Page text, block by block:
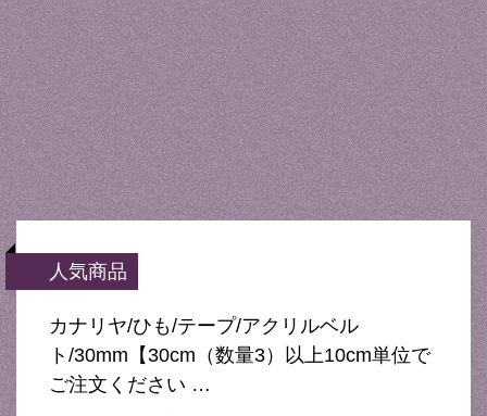
人気商品
カナリヤ/ひも/テープ/アクリルベル
ト/30mm【30cm（数量3）以上10cm単位で
ご注文ください …